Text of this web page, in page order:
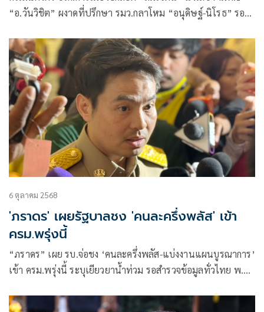
“อ.วันวิชิต” ผงาดที่ปรึกษา รมว.กลาโหม “อนุดิษฐ์-นิโรธ” รอง
คัมแบ็กทำเนียบฯ นั่งรองเลขาฯ “โสภณ”
6 ตุลาคม 2568
'ภราดร' เผยรัฐบาลชง 'คนละครึ่งพลัส' เข้า
ครม.พรุ่งนี้
“ภราดร” เผย รบ.จ่อชง ‘คนละครึ่งพลัส-แบ่งงานแผนบูรณาการ’
เข้า ครม.พรุ่งนี้ ระบุเยียวยาน้ำท่วม รอสำรวจข้อมูลทั่วไทย พ.ค.-